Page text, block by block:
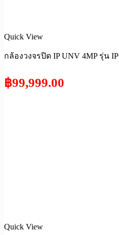
Quick View
กล้องวงจรปิด IP UNV 4MP รุ่น
฿99,999.00
Quick View